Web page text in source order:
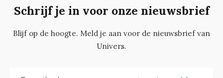
Schrijf je in voor onze nieuwsbrief
Blijf op de hoogte. Meld je aan voor de nieuwsbrief van
Univers.